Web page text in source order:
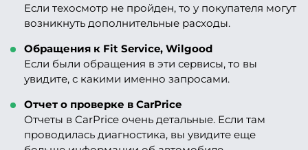
Если техосмотр не пройден, то у покупателя могут
возникнуть дополнительные расходы.
Обращения к Fit Service, Wilgood
Если были обращения в эти сервисы, то вы
увидите, с какими именно запросами.
Отчет о проверке в CarPrice
Отчеты в CarPrice очень детальные. Если там
проводилась диагностика, вы увидите еще